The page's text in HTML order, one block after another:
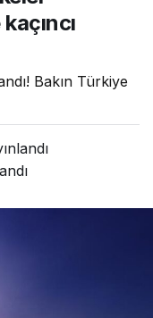
Bakın Türkiye